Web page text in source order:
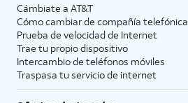
Cámbiate a AT&T
Cómo cambiar de compañía telefónica
Prueba de velocidad de Internet
Trae tu propio dispositivo
Intercambio de teléfonos móviles
Traspasa tu servicio de internet